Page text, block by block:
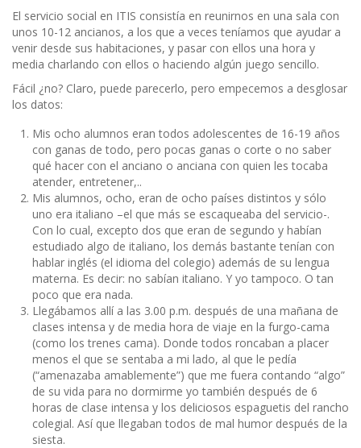
El servicio social en ITIS consistía en reunirnos en una sala con
unos 10-12 ancianos, a los que a veces teníamos que ayudar a
venir desde sus habitaciones, y pasar con ellos una hora y
media charlando con ellos o haciendo algún juego sencillo.
Fácil ¿no? Claro, puede parecerlo, pero empecemos a desglosar
los datos:
Mis ocho alumnos eran todos adolescentes de 16-19 años
con ganas de todo, pero pocas ganas o corte o no saber
qué hacer con el anciano o anciana con quien les tocaba
atender, entretener,..
Mis alumnos, ocho, eran de ocho países distintos y sólo
uno era italiano –el que más se escaqueaba del servicio-.
Con lo cual, excepto dos que eran de segundo y habían
estudiado algo de italiano, los demás bastante tenían con
hablar inglés (el idioma del colegio) además de su lengua
materna. Es decir: no sabían italiano. Y yo tampoco. O tan
poco que era nada.
Llegábamos allí a las 3.00 p.m. después de una mañana de
clases intensa y de media hora de viaje en la furgo-cama
(como los trenes cama). Donde todos roncaban a placer
menos el que se sentaba a mi lado, al que le pedía
(“amenazaba amablemente”) que me fuera contando “algo”
de su vida para no dormirme yo también después de 6
horas de clase intensa y los deliciosos espaguetis del rancho
colegial. Así que llegaban todos de mal humor después de la
siesta.